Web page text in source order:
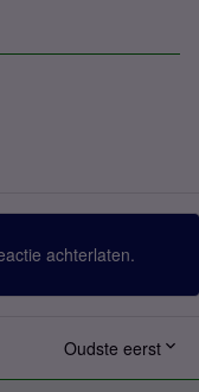
achterlaten.
Oudste eerst